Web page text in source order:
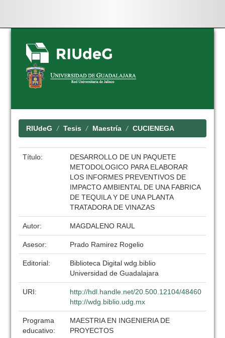
Skip
navigation
RIUdeG Tesis Maestría CUCIENEGA
Título:
DESARROLLO DE UN PAQUETE
METODOLOGICO PARA ELABORAR
LOS INFORMES PREVENTIVOS DE
IMPACTO AMBIENTAL DE UNA FABRICA
DE TEQUILA Y DE UNA PLANTA
TRATADORA DE VINAZAS
Autor: MAGDALENO RAUL
Asesor: Prado Ramirez Rogelio
Editorial:
Biblioteca Digital wdg.biblio
Universidad de Guadalajara
URI:
http://hdl.handle.net/20.500.12104/48460
http://wdg.biblio.udg.mx
Programa
educativo:
MAESTRIA EN INGENIERIA DE
PROYECTOS